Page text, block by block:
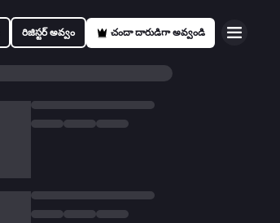
రిజిస్టర్ అవ్వం చందా దారుడిగా అవ్వండి